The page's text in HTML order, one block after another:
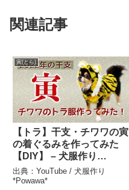
関連記事
寅(とら)
【トラ】干支・チワワの寅
の着ぐるみを作ってみた
【DIY】 – 犬服作り
*Powawa*
出典：YouTube / 犬服作り
*Powawa*